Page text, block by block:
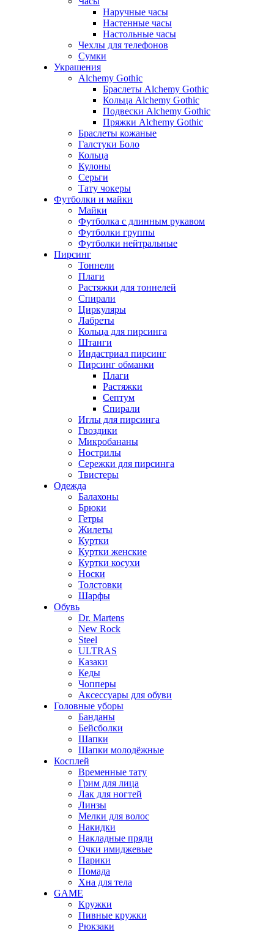
Наручные часы
Настенные часы
Настольные часы
Чехлы для телефонов
Сумки
Украшения
Alchemy Gothic
Браслеты Alchemy Gothic
Кольца Alchemy Gothic
Подвески Alchemy Gothic
Пряжки Alchemy Gothic
Браслеты кожаные
Галстуки Боло
Кольца
Кулоны
Серьги
Тату чокеры
Футболки и майки
Майки
Футболка с длинным рукавом
Футболки группы
Футболки нейтральные
Пирсинг
Тоннели
Плаги
Растяжки для тоннелей
Спирали
Циркуляры
Лабреты
Кольца для пирсинга
Штанги
Индастриал пирсинг
Пирсинг обманки
Плаги
Растяжки
Септум
Спирали
Иглы для пирсинга
Гвоздики
Микробананы
Нострилы
Сережки для пирсинга
Твистеры
Одежда
Балахоны
Брюки
Гетры
Жилеты
Куртки
Куртки женские
Куртки косухи
Носки
Толстовки
Шарфы
Обувь
Dr. Martens
New Rock
Steel
ULTRAS
Казаки
Кеды
Чопперы
Аксессуары для обуви
Головные уборы
Банданы
Бейсболки
Шапки
Шапки молодёжные
Косплей
Временные тату
Грим для лица
Лак для ногтей
Линзы
Мелки для волос
Накидки
Накладные пряди
Очки имиджевые
Парики
Помада
Хна для тела
GAME
Кружки
Пивные кружки
Рюкзаки